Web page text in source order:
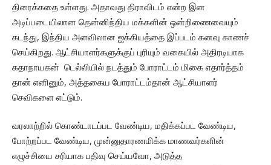
திரைக்கதை உள்ளது. அதாவது திராவிடம் என்ற இன
அடிப்படையிலான தென்னிந்திய மக்களின் ஒன்றிணைவையும்
கடந்து, இந்திய அளவிலான ஐக்கியத்தை இப்படம் கனவு காணச்
செய்கிறது. ஆட்சியாளர்களுக்குப் புரியும் வகையில் அதிரடியாக
கதாநாயகன் டெல்லியில் நடத்தும் போராட்டம் மிகை எதார்த்தம்
தான் எனினும், அத்தகைய போராட்டம்தான் ஆட்சியாளர்
செவிகளை எட்டும்.
வரலாற்றில் கொண்டாடப்பட வேண்டிய, மதிக்கப்பட வேண்டிய,
போற்றப்பட வேண்டிய, முன்னுதாரணமிக்க மாணவர்களின்
எழுச்சியை சரியாக பதிவு செய்யவோ, அடுத்த